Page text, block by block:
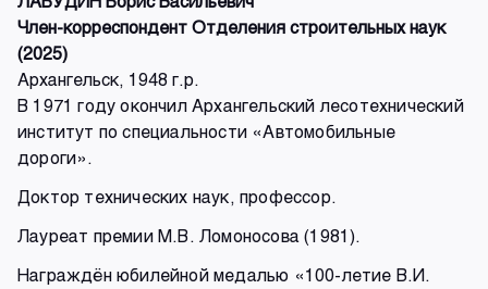
Член-корреспондент Отделения строительных наук
(2025)
Архангельск, 1948 г.р.
В 1971 году окончил Архангельский лесотехнический
институт по специальности «Автомобильные
дороги».
Доктор технических наук, профессор.
Лауреат премии М.В. Ломоносова (1981).
Награждён юбилейной медалью «100-летие В.И.